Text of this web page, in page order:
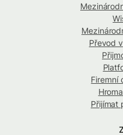
Převod
Firemní
Přijímat